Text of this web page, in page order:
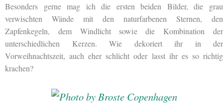
Besonders gerne mag ich die ersten beiden Bilder, die grau
verwischten Wände mit den naturfarbenen Sternen, den
Zapfenkegeln, dem Windlicht sowie die Kombination der
unterschiedlichen Kerzen. Wie dekoriert ihr in der
Vorweihnachtszeit, auch eher schlicht oder lasst ihr es so richtig
krachen?